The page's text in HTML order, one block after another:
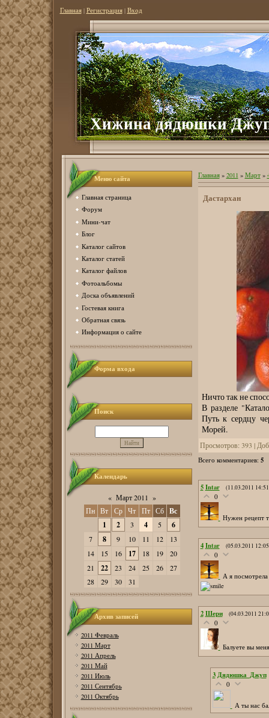
Главная| Регистрация| Вход
Хижина дядюшки
Меню сайта
Главная страница
Форум
Мини-чат
Блог
Каталог сайтов
Каталог статей
Каталог файлов
Фотоальбомы
Доска объявлений
Гостевая книга
Обратная связь
Информация о сайте
Форма входа
Поиск
Календарь
« Март 2011 »
Пн Вт Ср Чт Пт Сб Вс
1
2 3 4 5 6
7 8 9 10 11 12
13
14
15 16 17 18 19
20
21
22 23 24 25 26
27
28
29 30 31
Архив записей
2011 Февраль
2011 Март
2011 Апрель
2011 Май
2011 Июль
2011 Сентябрь
2011 Октябрь
Главная» 2011 » Март »
Дастархан
Ничто так не
В разделе
Путь к сердцу
Морей.
Просмотров: 393 |
Всего комментариев: 5
5 Intar (11.03.2011
0
Нужен рецепт
4 Intar (05.03.2011
0
А я
2 Шери (04.03.2011
0
Балуете вы
3 Дядюшка_Джуп
0
А ты нас